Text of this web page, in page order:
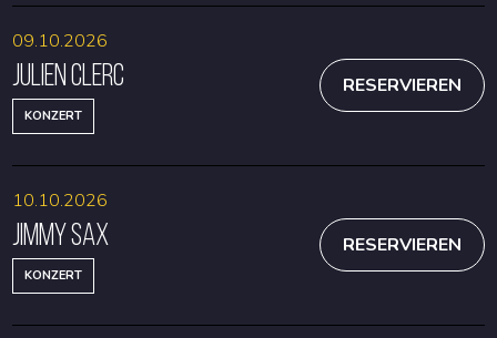
Julien Clerc
KONZERT
09.10.2026
RESERVIEREN
Jimmy Sax
KONZERT
10.10.2026
RESERVIEREN